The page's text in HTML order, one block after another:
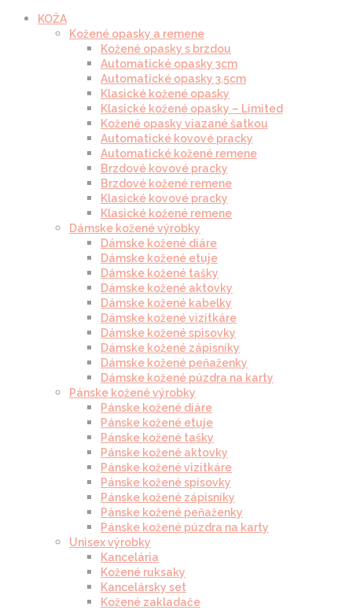
KOŽA
Kožené opasky a remene
Kožené opasky s brzdou
Automatické opasky 3cm
Automatické opasky 3.5cm
Klasické kožené opasky
Klasické kožené opasky – Limited
Kožené opasky viazané šatkou
Automatické kovové pracky
Automatické kožené remene
Brzdové kovové pracky
Brzdové kožené remene
Klasické kovové pracky
Klasické kožené remene
Dámske kožené výrobky
Dámske kožené diáre
Dámske kožené etuje
Dámske kožené tašky
Dámske kožené aktovky
Dámske kožené kabelky
Dámske kožené vizitkáre
Dámske kožené spisovky
Dámske kožené zápisníky
Dámske kožené peňaženky
Dámske kožené púzdra na karty
Pánske kožené výrobky
Pánske kožené diáre
Pánske kožené etuje
Pánske kožené tašky
Pánske kožené aktovky
Pánske kožené vizitkáre
Pánske kožené spisovky
Pánske kožené zápisníky
Pánske kožené peňaženky
Pánske kožené púzdra na karty
Unisex výrobky
Kancelária
Kožené ruksaky
Kancelársky set
Kožené zakladače